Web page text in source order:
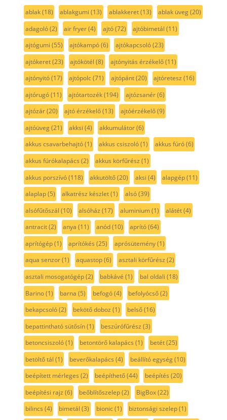
ablak(18) ablakgumi (13) ablakkeret(13) ablak üveg(20)
adagoló(2) air fryer(4) ajtó(72) ajtóbimetál (11)
ajtógumi (55) ajtókampó(6) ajtókapcsoló(23)
ajtókeret(23) ajtókötél (8) ajtónyitás érzékelő(11)
ajtónyitó(17) ajtópolc(71) ajtópánt(20) ajtóretesz (16)
ajtórugó(11) ajtótartozék(194) ajtózsanér(6)
ajtózár(20) ajtó érzékelő(13) ajtóérzékelő(9)
ajtóüveg(21) akksi (4) akkumulátor(6)
akkus csavarbehajtó(1) akkus csiszoló(1) akkus fúró(6)
akkus fúrókalapács (2) akkus körfűrész (1)
akkus porszívó(118) akkutöltő(20) aksi (4) alapgép(11)
alaplap(5) alkatrész készlet(1) alsó(39)
alsófűtőszál (10) alsóház (17) aluminium(1) alátét(4)
antracit(2) anya (11) anód(10) aprító(64)
aprítógép(1) aprítókés (25) aprósütemény(1)
aqua senzor(1) aquastop(6) asztali körfűrész (2)
asztali mosogatógép(2) babkávé (1) bal oldali (18)
Barino(1) barna (5) befogó(4) befolyócső(2)
bekapcsoló(2) bekötő doboz (1) belső(16)
bepattintható sütősín(1) beszúrófűrész (3)
betoncsiszoló(1) betontörő kalapács (1) betét(25)
betöltő tál (1) beverőkalapács (4) beállító egység(10)
beépített mérleges (2) beépíthető(44) beépítés (20)
beépítési rajz (6) beőblítőszelep(2) BigBox(22)
bilincs (4) bimetál (3) bionic(1) biztonsági szelep(1)